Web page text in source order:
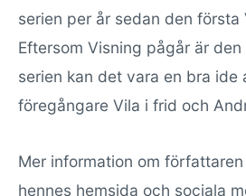
serien per år sedan den
Eftersom Visning pågår är
serien kan det vara en bra ide
föregångare Vila i frid och
Mer information om
hennes hemsida och sociala